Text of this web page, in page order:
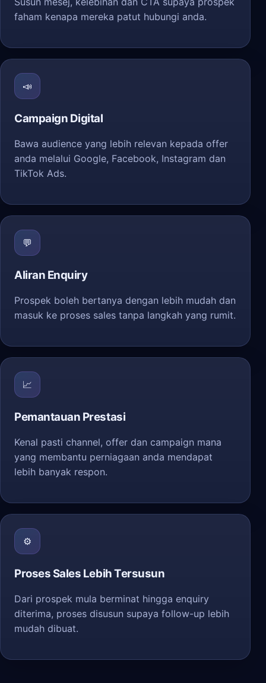
faham kenapa mereka patut hubungi anda.
📣
Campaign Digital
Bawa audience yang lebih relevan kepada offer
anda melalui Google, Facebook, Instagram dan
TikTok Ads.
💬
Aliran Enquiry
Prospek boleh bertanya dengan lebih mudah dan
masuk ke proses sales tanpa langkah yang rumit.
📈
Pemantauan Prestasi
Kenal pasti channel, offer dan campaign mana
yang membantu perniagaan anda mendapat
lebih banyak respon.
⚙️
Proses Sales Lebih Tersusun
Dari prospek mula berminat hingga enquiry
diterima, proses disusun supaya follow-up lebih
mudah dibuat.